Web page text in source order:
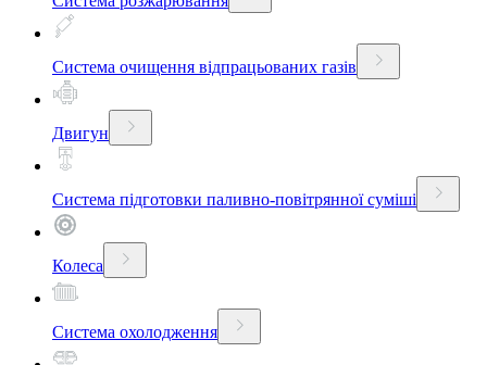
Система очищення відпрацьованих газів
Двигун
Система підготовки паливно-повітрянної суміші
Колеса
Система охолодження